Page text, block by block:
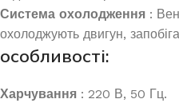
Система охолодження :
охолоджують двигун,
особливості:
Харчування : 220 В, 50 Гц.